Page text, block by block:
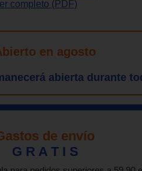
completo (PDF)
en agosto
abierta durante
de envío
G R A T I S